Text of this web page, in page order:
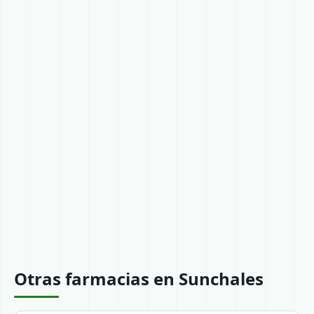
Otras farmacias en Sunchales